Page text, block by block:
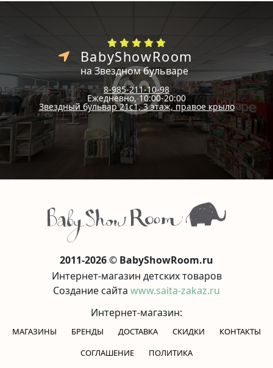
BabyShowRoom
на Звездном бульваре
8-985-211-10-98
Ежедневно, 10:00-20:00
Звездный бульвар 21с1, 3 этаж, правое крыло
2011-2026 © BabyShowRoom.ru
Интернет-магазин детских товаров
Создание сайта www.saita-zakaz.ru
Интернет-магазин:
МАГАЗИНЫ БРЕНДЫ ДОСТАВКА СКИДКИ
КОНТАКТЫ
CОГЛАШЕНИЕ
ПОЛИТИКА